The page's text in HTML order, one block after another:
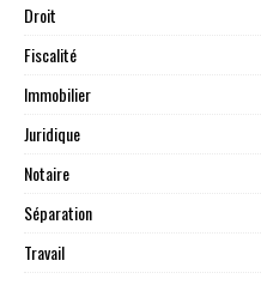
Droit
Fiscalité
Immobilier
Juridique
Notaire
Séparation
Travail